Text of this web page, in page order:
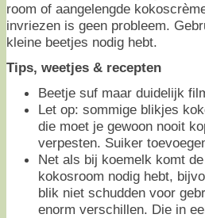
room of aangelengde
invriezen is geen probleem.
kleine beetjes nodig hebt.
Tips, weetjes & recepten
Beetje suf maar duidelijk
Let op: sommige blikjes
die moet je gewoon nooit
verpesten. Suiker
Net als bij koemelk komt
kokosroom nodig hebt,
blik niet schudden voor
enorm verschillen. Die in